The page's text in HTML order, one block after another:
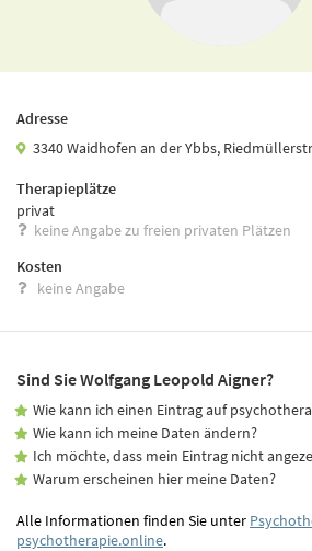
Adresse
3340 Waidhofen an der Ybbs,
Therapieplätze
privat
keine Angabe zu freien privaten Plätzen
Kosten
keine Angabe
Sind Sie Wolfgang Leopold Aigner?
Wie kann ich einen Eintrag auf
Wie kann ich meine Daten ändern?
Ich möchte, dass mein Eintrag nicht
Warum erscheinen hier meine Daten?
Alle Informationen finden Sie unter
psychotherapie.online.